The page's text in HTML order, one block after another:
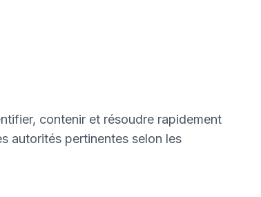
contenir et résoudre rapidement
autorités pertinentes selon les